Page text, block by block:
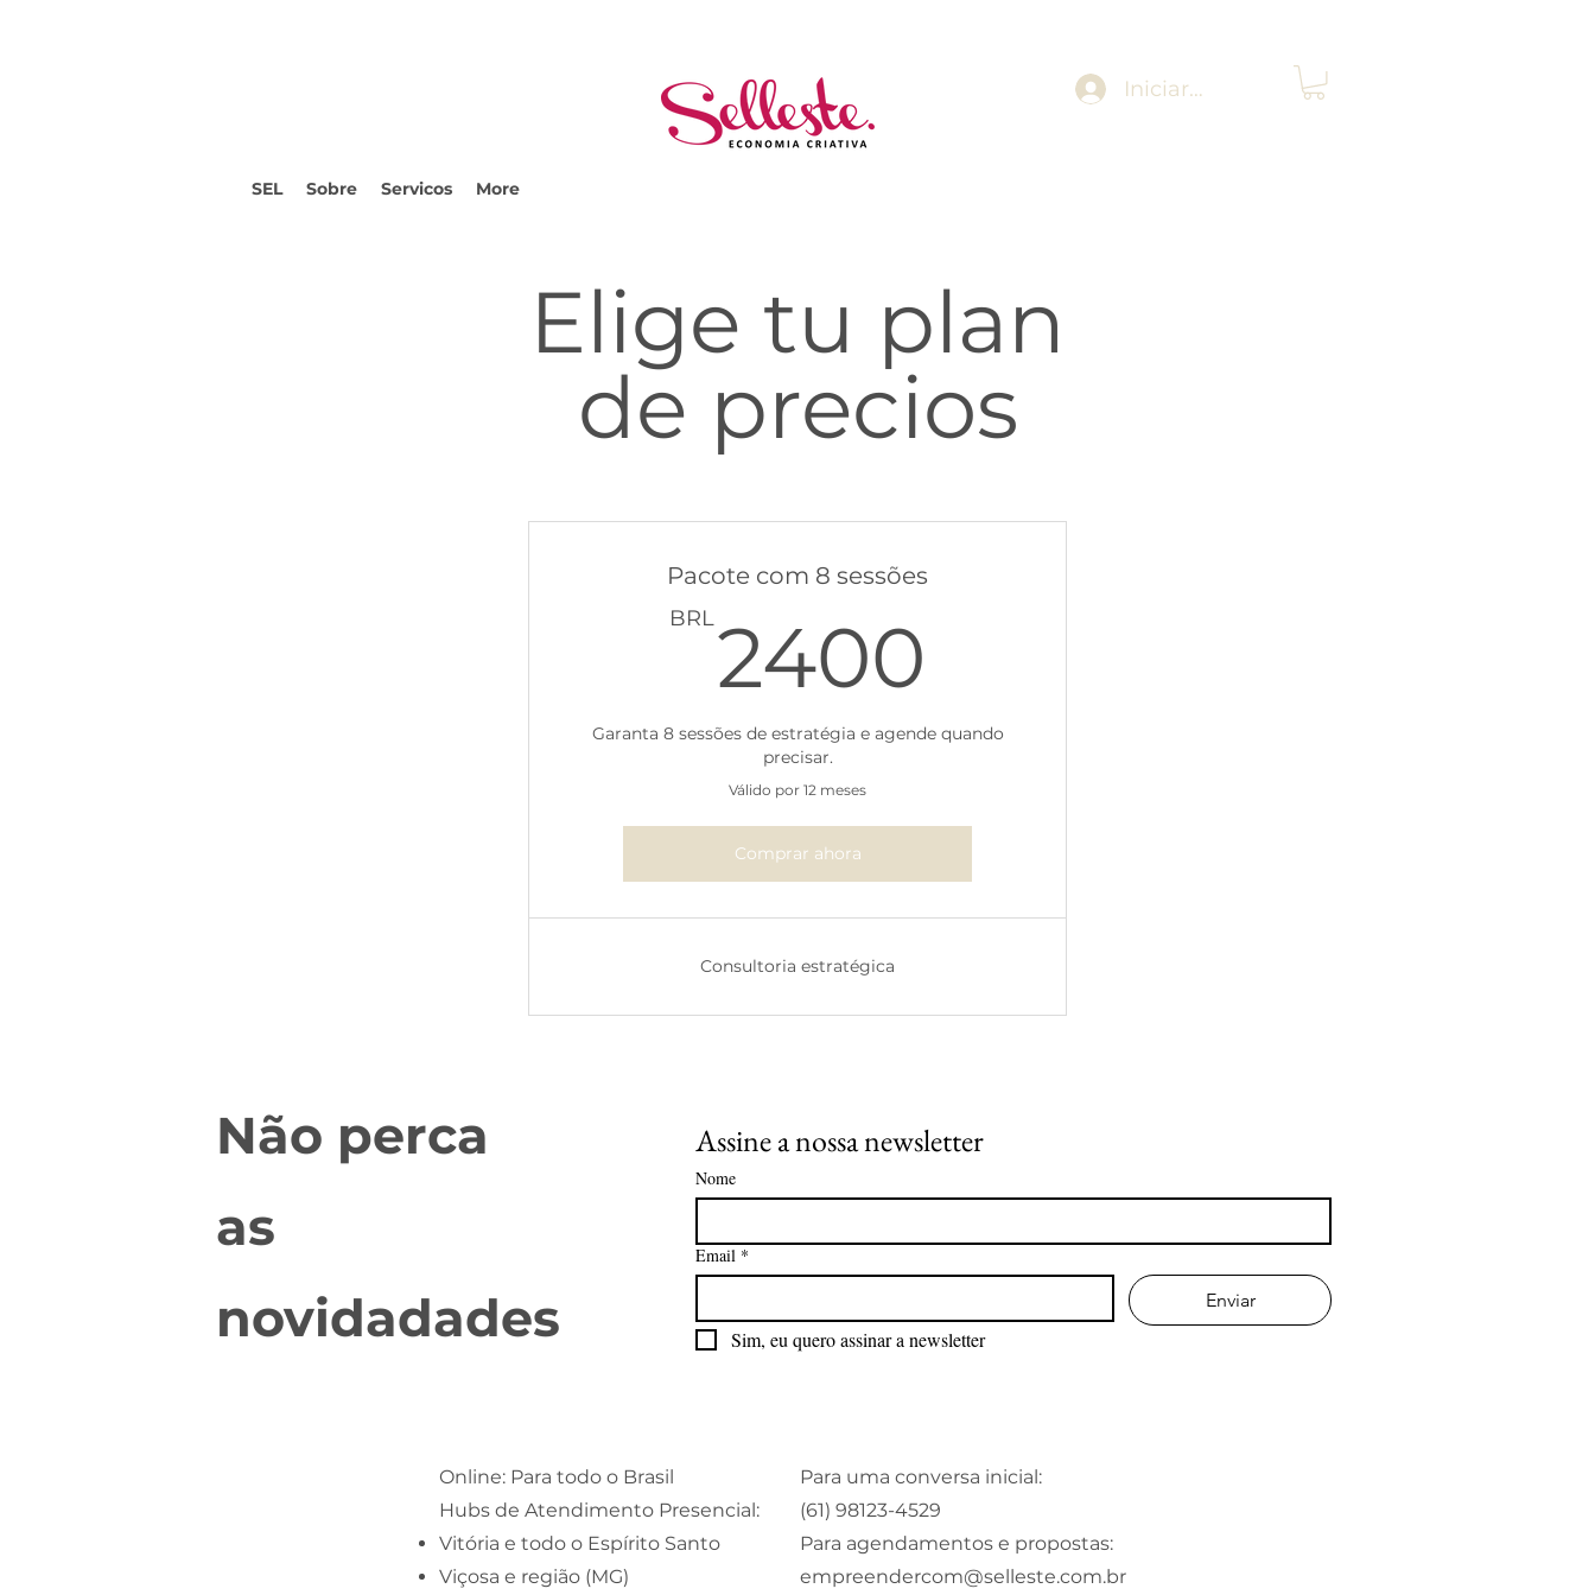
SEL Sobre Servicos More
Iniciar sesión
Elige tu plan
de precios
Pacote com 8 sessões
BRL2400
Garanta 8 sessões de estratégia e agende quando
precisar.
Válido por 12 meses
Comprar ahora
Consultoria estratégica
Não perca
as
novidadades
Assine a nossa newsletter
Nome
Email *
Enviar
Sim, eu quero assinar a newsletter
Online: Para todo o Brasil
Hubs de Atendimento Presencial:
Vitória e todo o Espírito Santo
Viçosa e região (MG)
Para uma conversa inicial:
(61) 98123-4529
Para agendamentos e propostas:
empreendercom@selleste.com.br